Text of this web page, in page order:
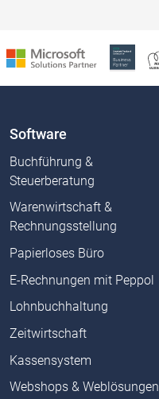
Software
Buchführung &
Steuerberatung
Warenwirtschaft &
Rechnungsstellung
Papierloses Büro
E-Rechnungen mit Peppol
Lohnbuchhaltung
Zeitwirtschaft
Kassensystem
Webshops & Weblösungen